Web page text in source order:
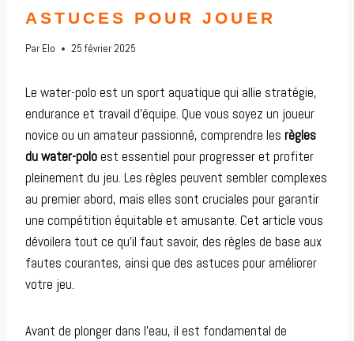
ASTUCES POUR JOUER
Par Elo 25 février 2025
Le water-polo est un sport aquatique qui allie stratégie,
endurance et travail d’équipe. Que vous soyez un joueur
novice ou un amateur passionné, comprendre les règles
du water-poloest essentiel pour progresser et profiter
pleinement du jeu. Les règles peuvent sembler complexes
au premier abord, mais elles sont cruciales pour garantir
une compétition équitable et amusante. Cet article vous
dévoilera tout ce qu’il faut savoir, des règles de base aux
fautes courantes, ainsi que des astuces pour améliorer
votre jeu.
Avant de plonger dans l’eau, il est fondamental de